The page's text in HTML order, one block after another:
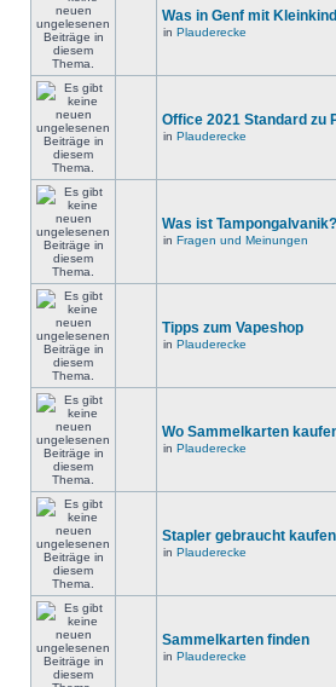
Was in Genf mit
in Plauderecke
Office 2021 Standard zu
in Plauderecke
Was ist Tampongalvanik?
in Fragen und Meinungen
Tipps zum Vapeshop
in Plauderecke
Wo Sammelkarten
in Plauderecke
Stapler gebraucht
in Plauderecke
Sammelkarten finden
in Plauderecke